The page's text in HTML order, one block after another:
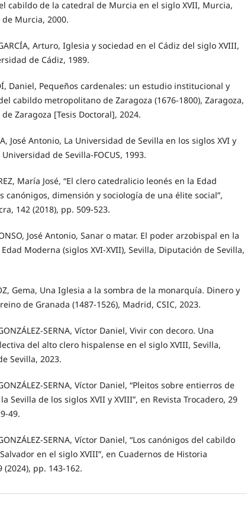
cabildo de la catedral de Murcia en el siglo XVII, Murcia,
Murcia, 2000.
Arturo, Iglesia y sociedad en el Cádiz del siglo XVIII,
de Cádiz, 1989.
Daniel, Pequeños cardenales: un estudio institucional y
cabildo metropolitano de Zaragoza (1676-1800), Zaragoza,
Zaragoza [Tesis Doctoral], 2024.
José Antonio, La Universidad de Sevilla en los siglos XVI y
de Sevilla-FOCUS, 1993.
María José, “El clero catedralicio leonés en la Edad
canónigos, dimensión y sociología de una élite social”,
142 (2018), pp. 509-523.
José Antonio, Sanar o matar. El poder arzobispal en la
Moderna (siglos XVI-XVII), Sevilla, Diputación de Sevilla,
Gema, Una Iglesia a la sombra de la monarquía. Dinero y
de Granada (1487-1526), Madrid, CSIC, 2023.
SERNA, Víctor Daniel, Vivir con decoro. Una
del alto clero hispalense en el siglo XVIII, Sevilla,
Sevilla, 2023.
SERNA, Víctor Daniel, “Pleitos sobre entierros de
Sevilla de los siglos XVII y XVIII”, en Revista Trocadero, 29
49.
SERNA, Víctor Daniel, “Los canónigos del cabildo
en el siglo XVIII”, en Cuadernos de Historia
(2024), pp. 143-162.